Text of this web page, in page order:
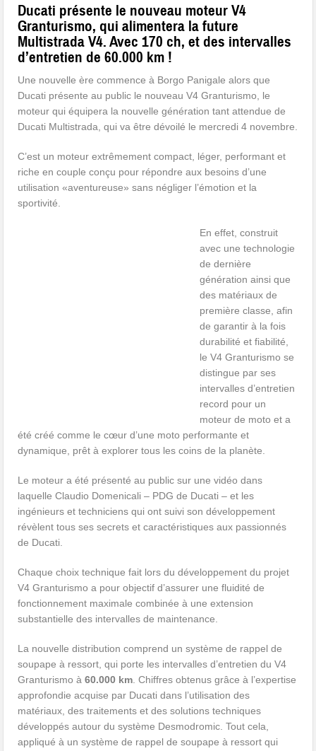
Ducati présente le nouveau moteur V4
Granturismo, qui alimentera la future
Multistrada V4. Avec 170 ch, et des intervalles
d’entretien de 60.000 km !
Une nouvelle ère commence à Borgo Panigale alors que
Ducati présente au public le nouveau V4 Granturismo, le
moteur qui équipera la nouvelle génération tant attendue de
Ducati Multistrada, qui va être dévoilé le mercredi 4 novembre.
C’est un moteur extrêmement compact, léger, performant et
riche en couple conçu pour répondre aux besoins d’une
utilisation «aventureuse» sans négliger l’émotion et la
sportivité.
En effet, construit
avec une technologie
de dernière
génération ainsi que
des matériaux de
première classe, afin
de garantir à la fois
durabilité et fiabilité,
le V4 Granturismo se
distingue par ses
intervalles d’entretien
record pour un
moteur de moto et a
été créé comme le cœur d’une moto performante et
dynamique, prêt à explorer tous les coins de la planète.
Le moteur a été présenté au public sur une vidéo dans
laquelle Claudio Domenicali – PDG de Ducati – et les
ingénieurs et techniciens qui ont suivi son développement
révèlent tous ses secrets et caractéristiques aux passionnés
de Ducati.
Chaque choix technique fait lors du développement du projet
V4 Granturismo a pour objectif d’assurer une fluidité de
fonctionnement maximale combinée à une extension
substantielle des intervalles de maintenance.
La nouvelle distribution comprend un système de rappel de
soupape à ressort, qui porte les intervalles d’entretien du V4
Granturismo à60.000 km . Chiffres obtenus grâce à l’expertise
approfondie acquise par Ducati dans l’utilisation des
matériaux, des traitements et des solutions techniques
développés autour du système Desmodromic. Tout cela,
appliqué à un système de rappel de soupape à ressort qui